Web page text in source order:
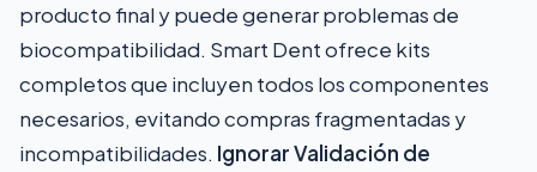
producto final y puede generar problemas de
biocompatibilidad. Smart Dent ofrece kits
completos que incluyen todos los componentes
necesarios, evitando compras fragmentadas y
incompatibilidades. Ignorar Validación de